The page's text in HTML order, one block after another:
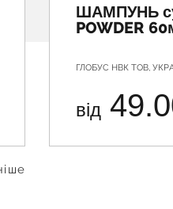
ШАМПУНЬ
POWDER
ГЛОБУС НВК ТОВ,
від